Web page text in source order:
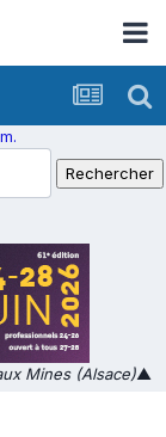
Mines (Alsace)▲